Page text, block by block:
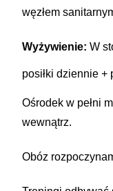
węzłem
Wyżywienie: W
posiłki dziennie +
Ośrodek w pełni
wewnątrz.
Obóz